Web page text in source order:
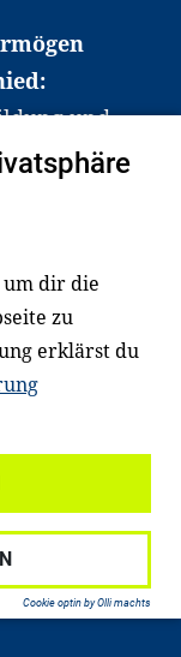
und
Viele
dabei.
wir eng
um dir die
zu
erklärst du
Cookie optin by Olli machts